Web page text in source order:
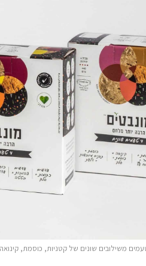
משילובים שונים של קטניות, כוסמת, קינואה,